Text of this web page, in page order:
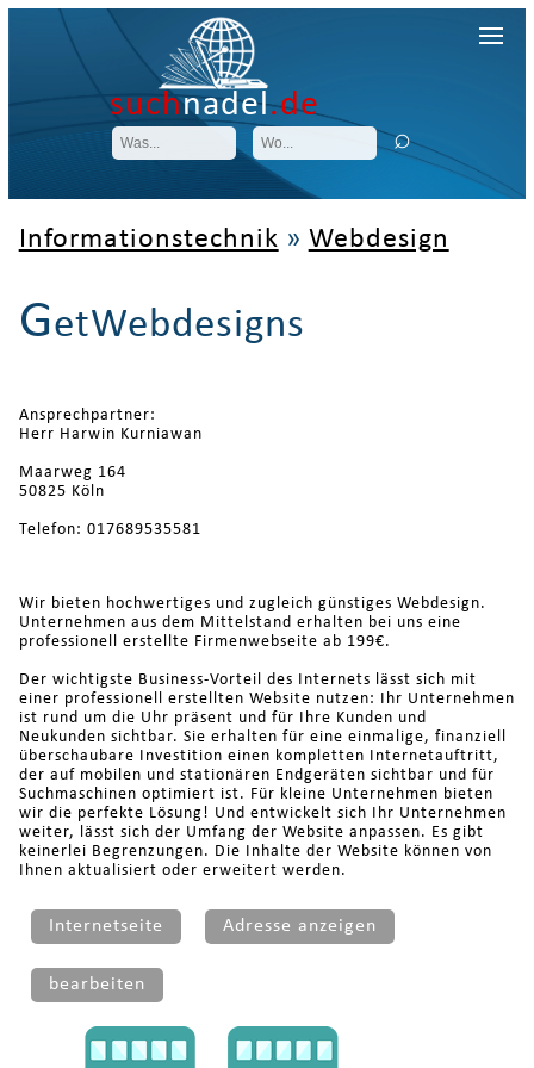
suchnadel.de
Informationstechnik » Webdesign
GetWebdesigns
Ansprechpartner:
Herr Harwin Kurniawan
Maarweg 164
50825 Köln
Telefon: 017689535581
Wir bieten hochwertiges und zugleich günstiges Webdesign.
Unternehmen aus dem Mittelstand erhalten bei uns eine
professionell erstellte Firmenwebseite ab 199€.
Der wichtigste Business-Vorteil des Internets lässt sich mit
einer professionell erstellten Website nutzen: Ihr Unternehmen
ist rund um die Uhr präsent und für Ihre Kunden und
Neukunden sichtbar. Sie erhalten für eine einmalige, finanziell
überschaubare Investition einen kompletten Internetauftritt,
der auf mobilen und stationären Endgeräten sichtbar und für
Suchmaschinen optimiert ist. Für kleine Unternehmen bieten
wir die perfekte Lösung! Und entwickelt sich Ihr Unternehmen
weiter, lässt sich der Umfang der Website anpassen. Es gibt
keinerlei Begrenzungen. Die Inhalte der Website können von
Ihnen aktualisiert oder erweitert werden.
Internetseite Adresse anzeigen
bearbeiten